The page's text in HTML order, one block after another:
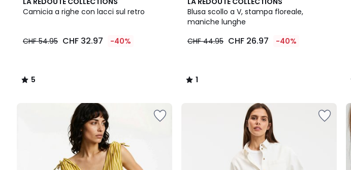
Camicia a righe con lacci sul retro
CHF 54.95 CHF 32.97 -40%
/
5
/
Blusa scollo a V, stampa floreale,
maniche lunghe
CHF 44.95 CHF 26.97 -40%
/
5
1
/